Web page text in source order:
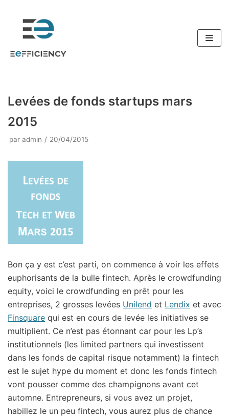
contenu
Levées de fonds startups mars
2015
par admin 20/04/2015
Bon ça y est c’est parti, on commence à voir les effets
euphorisants de la bulle fintech. Après le crowdfunding
equity, voici le crowdfunding en prêt pour les
entreprises, 2 grosses levées Unilend et Lendix et avec
Finsquare qui est en cours de levée les initiatives se
multiplient. Ce n’est pas étonnant car pour les Lp’s
institutionnels (les limited partners qui investissent
dans les fonds de capital risque notamment) la fintech
est le sujet hype du moment et donc les fonds fintech
vont pousser comme des champignons avant cet
automne. Entrepreneurs, si vous avez un projet,
habillez le un peu fintech, vous aurez plus de chance